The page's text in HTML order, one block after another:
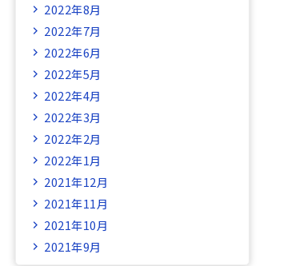
2022年8月
2022年7月
2022年6月
2022年5月
2022年4月
2022年3月
2022年2月
2022年1月
2021年12月
2021年11月
2021年10月
2021年9月